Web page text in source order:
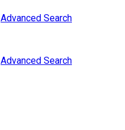
Advanced Search
Advanced Search